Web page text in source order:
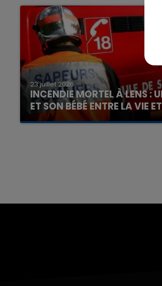
23 juillet 2026
INCENDIE MORTEL À LENS :
ET SON BÉBÉ ENTRE LA VIE
Un homme s'est immolé par le